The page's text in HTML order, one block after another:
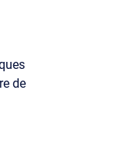
de